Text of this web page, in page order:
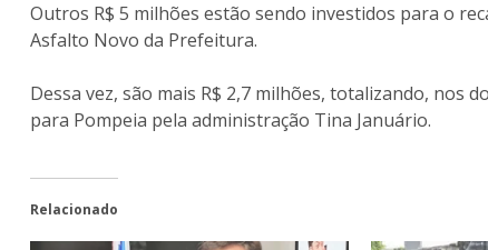
Outros R$ 5 milhões estão sendo investidos para o
Asfalto Novo da Prefeitura.
Dessa vez, são mais R$ 2,7 milhões, totalizando, nos
para Pompeia pela administração Tina Januário.
Relacionado